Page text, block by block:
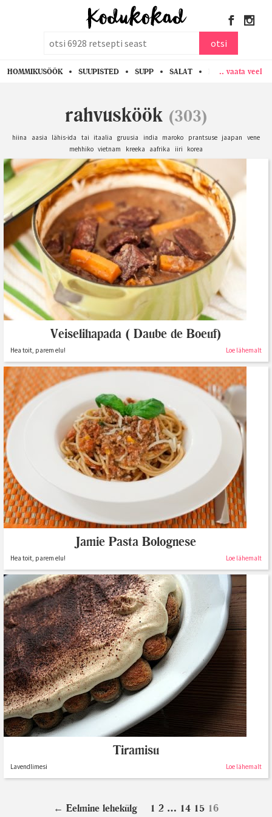
otsi
HOMMIKUSÖÖK SUUPISTED SUPP SALAT PASTA KANA
.. vaata veel
rahvusköök (303)
hiina aasia lähis-ida tai itaalia gruusia india maroko prantsuse jaapan
vene
mehhiko vietnam kreeka aafrika iiri korea
Veiselihapada ( Daube de Boeuf)
Hea toit, parem elu! Loe lähemalt
Jamie Pasta Bolognese
Hea toit, parem elu! Loe lähemalt
Tiramisu
Lavendlimesi Loe lähemalt
← Eelmine lehekülg 1 2 … 14 15 16